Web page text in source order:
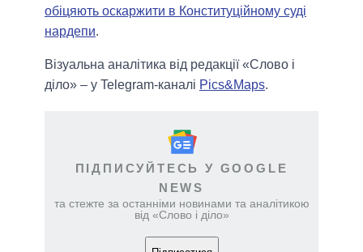
обіцяють оскаржити в Конституційному суді
нардепи.
Візуальна аналітика від редакції «Слово і
діло» – у Telegram-каналі Pics&Maps.
ПІДПИСУЙТЕСЬ У GOOGLE
NEWS
та стежте за останніми новинами та аналітикою
від «Слово і діло»